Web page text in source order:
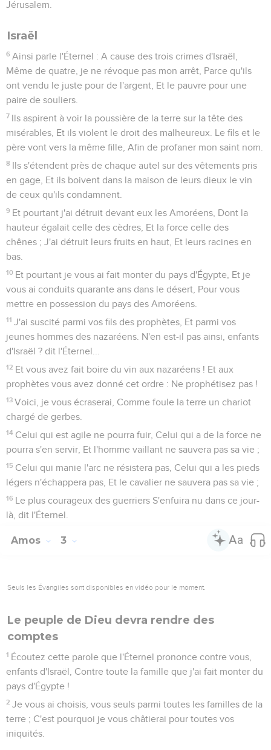
Jérusalem.
Israël
6 Ainsi parle l'Éternel : A cause des trois crimes d'Israël,
Même de quatre, je ne révoque pas mon arrêt, Parce qu'ils
ont vendu le juste pour de l'argent, Et le pauvre pour une
paire de souliers.
7 Ils aspirent à voir la poussière de la terre sur la tête des
misérables, Et ils violent le droit des malheureux. Le fils et le
père vont vers la même fille, Afin de profaner mon saint nom.
8 Ils s'étendent près de chaque autel sur des vêtements pris
en gage, Et ils boivent dans la maison de leurs dieux le vin
de ceux qu'ils condamnent.
9 Et pourtant j'ai détruit devant eux les Amoréens, Dont la
hauteur égalait celle des cèdres, Et la force celle des
chênes ; J'ai détruit leurs fruits en haut, Et leurs racines en
bas.
10 Et pourtant je vous ai fait monter du pays d'Égypte, Et je
vous ai conduits quarante ans dans le désert, Pour vous
mettre en possession du pays des Amoréens.
11 J'ai suscité parmi vos fils des prophètes, Et parmi vos
jeunes hommes des nazaréens. N'en est-il pas ainsi, enfants
d'Israël ? dit l'Éternel...
12 Et vous avez fait boire du vin aux nazaréens ! Et aux
prophètes vous avez donné cet ordre : Ne prophétisez pas !
13 Voici, je vous écraserai, Comme foule la terre un chariot
chargé de gerbes.
14 Celui qui est agile ne pourra fuir, Celui qui a de la force ne
pourra s'en servir, Et l'homme vaillant ne sauvera pas sa vie ;
15 Celui qui manie l'arc ne résistera pas, Celui qui a les pieds
légers n'échappera pas, Et le cavalier ne sauvera pas sa vie ;
16 Le plus courageux des guerriers S'enfuira nu dans ce jour-
là, dit l'Éternel.
Amos 3
Seuls les Évangiles sont disponibles en vidéo pour le moment.
Le peuple de Dieu devra rendre des
comptes
1 Écoutez cette parole que l'Éternel prononce contre vous,
enfants d'Israël, Contre toute la famille que j'ai fait monter du
pays d'Égypte !
2 Je vous ai choisis, vous seuls parmi toutes les familles de la
terre ; C'est pourquoi je vous châtierai pour toutes vos
iniquités.